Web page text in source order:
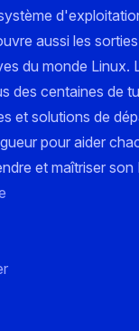
aussi les
du monde Linux.
des centaines de
et solutions de
pour aider
et maîtriser son